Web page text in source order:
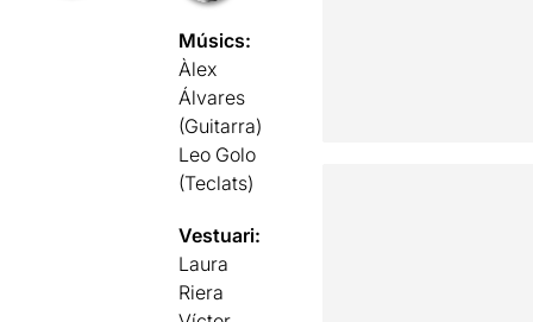
Músics:
Àlex
Álvares
(Guitarra)
Leo Golo
(Teclats)
Vestuari:
Laura
Riera